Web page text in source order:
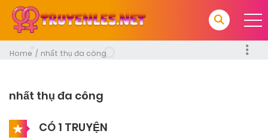
Home nhất thụ đa công
nhất thụ đa công
CÓ 1 TRUYỆN